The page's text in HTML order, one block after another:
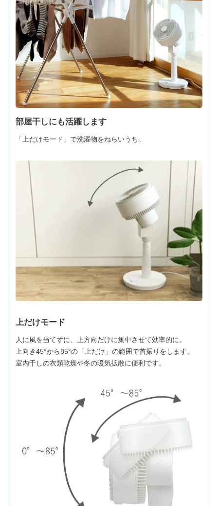
部屋干しにも活躍します
「上だけモード」で洗濯物をねらいうち。
上だけモード
人に風を当てずに、上方向だけに集中させて効率的に。
上向き45°から85°の「上だけ」の範囲で首振りをします。
室内干しの衣類乾燥や冬の暖気拡散に便利です。